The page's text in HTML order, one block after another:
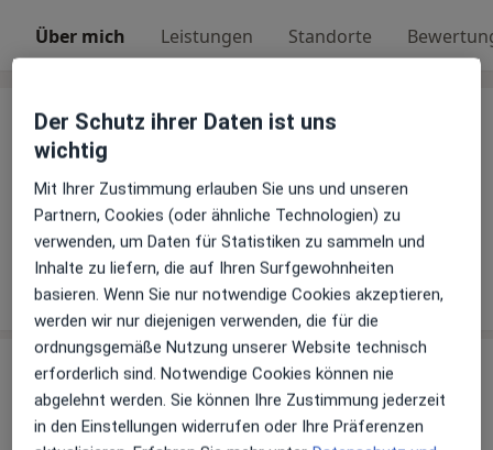
Über mich Leistungen Standorte
Über mich
Hauptsächlich behandelte Krankheiten
Migräne Fibromyalgie
Nackenschmerzen
Rheuma
Kopfschmerz +3a11y_sr_more_diseases
Mehr Details anzeigen
über Erfahrungen
Leistungen & Kosten
Andere Leistungen
Der Schutz ihrer Daten ist uns
wichtig
Mit Ihrer Zustimmung erlauben Sie uns und unseren
Partnern, Cookies (oder ähnliche Technologien) zu
verwenden, um Daten für Statistiken zu sammeln und
Inhalte zu liefern, die auf Ihren Surfgewohnheiten
basieren. Wenn Sie nur notwendige Cookies akzeptieren,
werden wir nur diejenigen verwenden, die für die
ordnungsgemäße Nutzung unserer Website technisch
erforderlich sind. Notwendige Cookies können nie
abgelehnt werden. Sie können Ihre Zustimmung jederzeit
in den Einstellungen widerrufen oder Ihre Präferenzen